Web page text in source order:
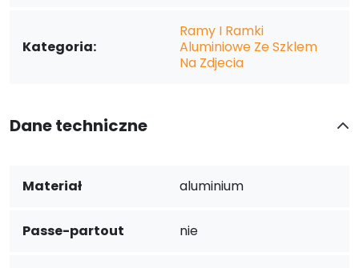
Kategoria:
Ramy I Ramki
Aluminiowe Ze Szklem
Na Zdjecia
Dane techniczne
Materiał aluminium
Passe-partout nie